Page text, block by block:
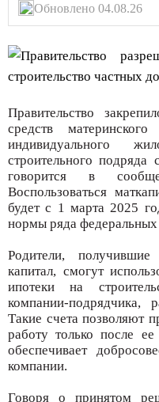
Обновлено 04.08.26
Правительство
средств
индивидуального
строительного подряда
говорится в
Воспользоваться
будет с 1 марта 2025
нормы ряда федеральных
Родители,
капитал, смогут
ипотеки на
компании-подрядчика,
Такие счета позволяют
работу только после
обеспечивает
компании.
Говоря о принятом